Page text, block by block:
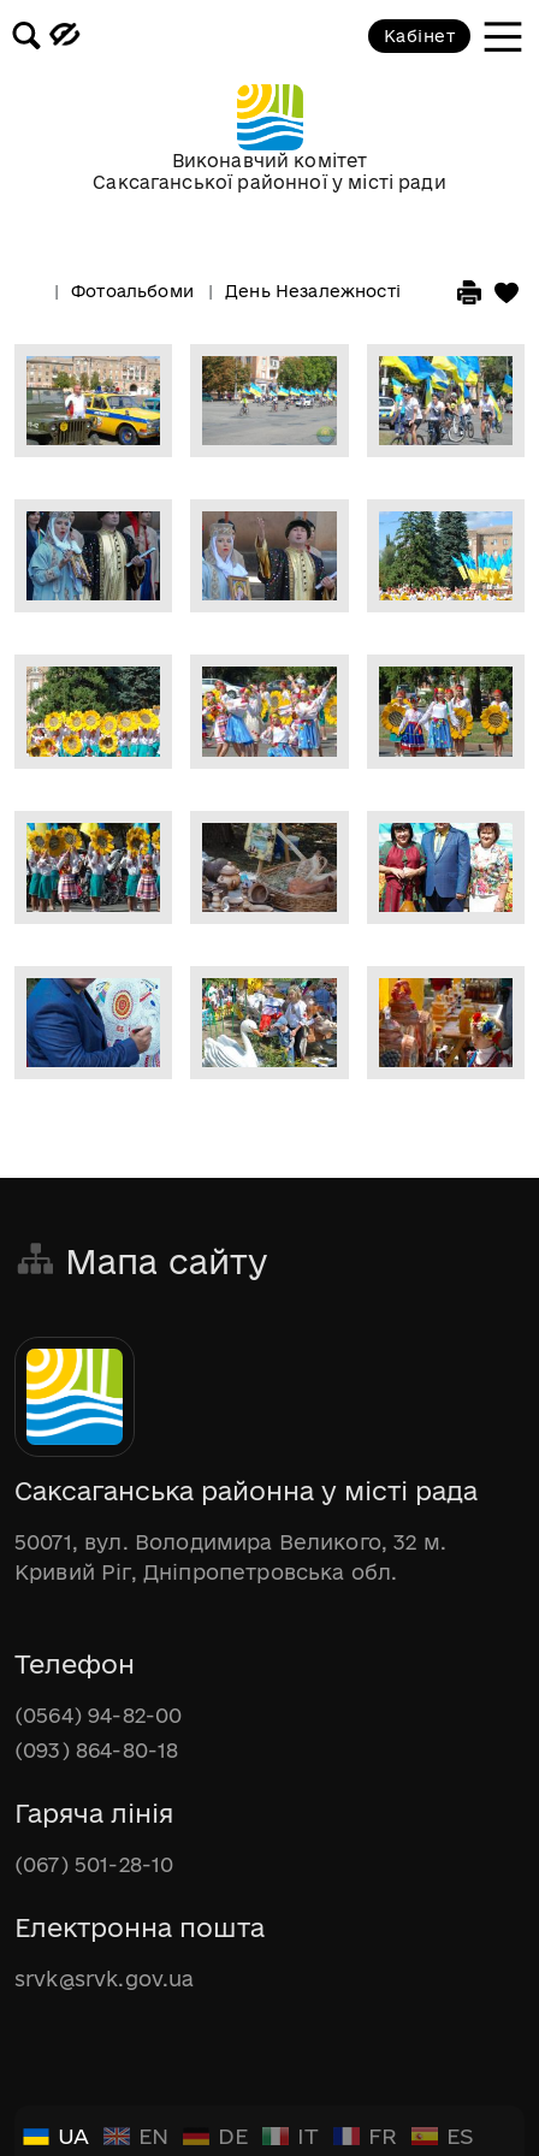
Виконавчий комітет
Саксаганської районної у місті ради
Кабінет
Фотоальбоми День Незалежності України
Мапа сайту
Саксаганська районна у місті рада
50071, вул. Володимира Великого, 32 м.
Кривий Ріг, Дніпропетровська обл.
Телефон
(0564) 94-82-00
(093) 864-80-18
Гаряча лінія
(067) 501-28-10
Електронна пошта
srvk@srvk.gov.ua
UA EN DE IT FR ES